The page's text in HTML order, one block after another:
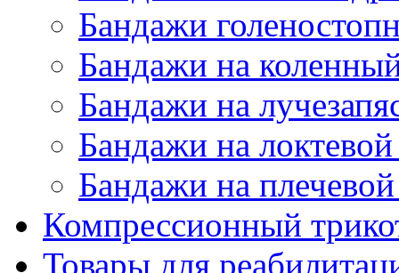
Бандажи
Бандажи на
Бандажи на
Бандажи на локтевой
Бандажи на плечевой
Компрессионный
Товары для